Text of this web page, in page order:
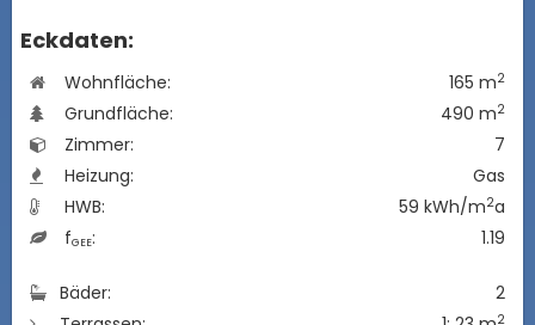
Eckdaten:
Wohnfläche: 165 m2
Grundfläche: 490 m2
Zimmer:
7
Heizung:
Gas
HWB:
59 kWh/m2a
fGEE: 1.19
Bäder:
2
2